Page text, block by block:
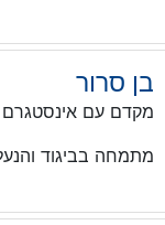
בן סרור
מקדם עם אינסטגרם
מתמחה בביגוד